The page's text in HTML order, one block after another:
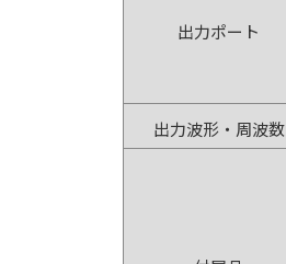
出力ポート
出力波形・周波数